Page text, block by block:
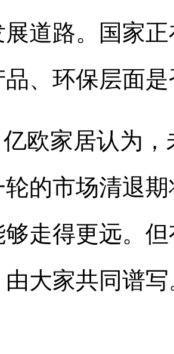
道路。国家
、环保层面
亿欧家居认为
的市场清退
够走得更远。
大家共同谱写